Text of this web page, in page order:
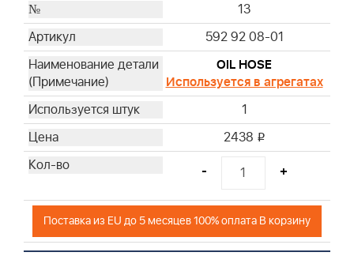
13
592 92 08-01
OIL HOSE
Используется в агрегатах
1
2438 i
- +
Поставка из EU до 5 месяцев 100% оплата В корзину